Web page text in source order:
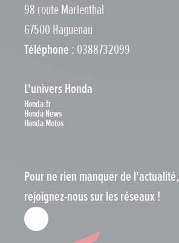
98 route Marienthal
67500 Haguenau
Téléphone : 0388732099
L'univers Honda
Honda.fr
Honda News
Honda Motos
Pour ne rien manquer de l'actualité,
rejoignez-nous sur les réseaux !